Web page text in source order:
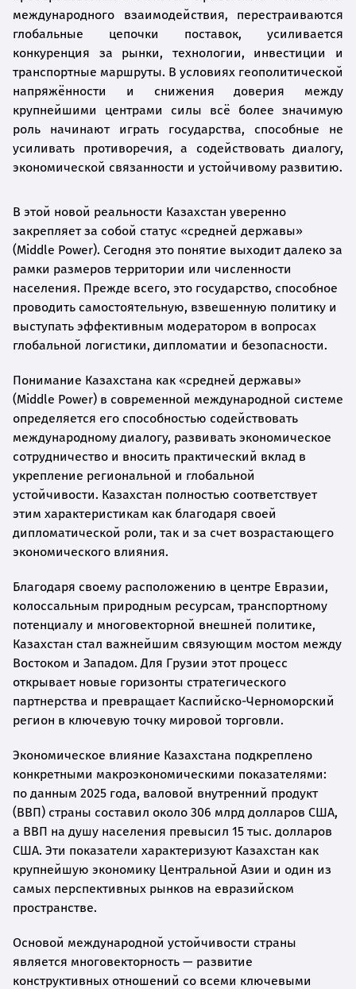
международного взаимодействия, перестраиваются
глобальные цепочки поставок, усиливается
конкуренция за рынки, технологии, инвестиции и
транспортные маршруты. В условиях геополитической
напряжённости и снижения доверия между
крупнейшими центрами силы всё более значимую
роль начинают играть государства, способные не
усиливать противоречия, а содействовать диалогу,
экономической связанности и устойчивому развитию.
В этой новой реальности Казахстан уверенно
закрепляет за собой статус «средней державы»
(Middle Power). Сегодня это понятие выходит далеко за
рамки размеров территории или численности
населения. Прежде всего, это государство, способное
проводить самостоятельную, взвешенную политику и
выступать эффективным модератором в вопросах
глобальной логистики, дипломатии и безопасности.
Понимание Казахстана как «средней державы»
(Middle Power) в современной международной системе
определяется его способностью содействовать
международному диалогу, развивать экономическое
сотрудничество и вносить практический вклад в
укрепление региональной и глобальной
устойчивости. Казахстан полностью соответствует
этим характеристикам как благодаря своей
дипломатической роли, так и за счет возрастающего
экономического влияния.
Благодаря своему расположению в центре Евразии,
колоссальным природным ресурсам, транспортному
потенциалу и многовекторной внешней политике,
Казахстан стал важнейшим связующим мостом между
Востоком и Западом. Для Грузии этот процесс
открывает новые горизонты стратегического
партнерства и превращает Каспийско-Черноморский
регион в ключевую точку мировой торговли.
Экономическое влияние Казахстана подкреплено
конкретными макроэкономическими показателями:
по данным 2025 года, валовой внутренний продукт
(ВВП) страны составил около 306 млрд долларов США,
а ВВП на душу населения превысил 15 тыс. долларов
США. Эти показатели характеризуют Казахстан как
крупнейшую экономику Центральной Азии и один из
самых перспективных рынков на евразийском
пространстве.
Основой международной устойчивости страны
является многовекторность — развитие
конструктивных отношений со всеми ключевыми